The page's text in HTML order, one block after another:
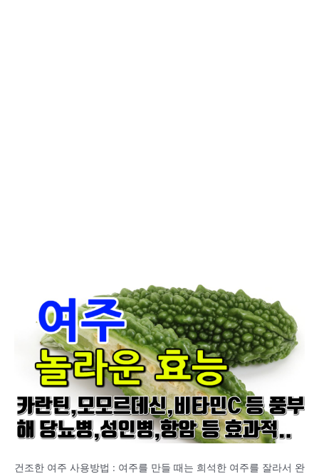
건조한 여주 사용방법 : 여주를 만들 때는 희석한 여주를 잘라서 완